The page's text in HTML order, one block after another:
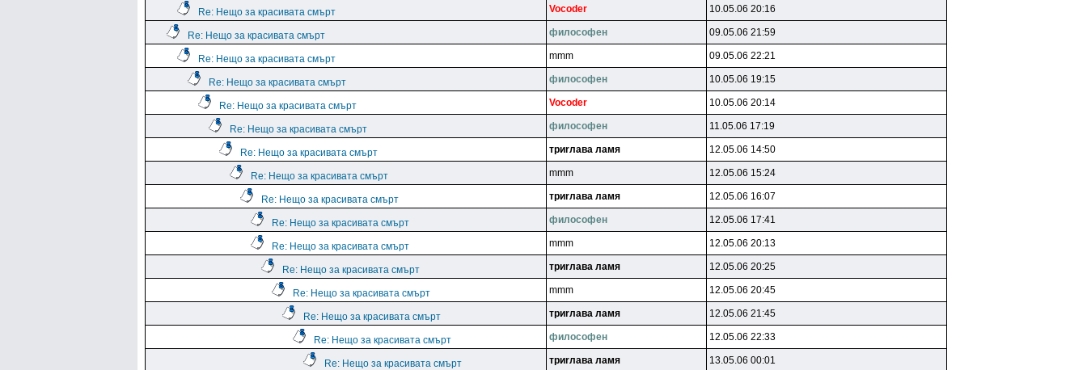
Re: Нещо за красивата смърт Vocoder 10.05.06 20:16
Re: Нещо за красивата смърт филocoфeн 09.05.06 21:59
Re: Нещо за красивата смърт mmm 09.05.06 22:21
Re: Нещо за красивата смърт филocoфeн 10.05.06 19:15
Re: Нещо за красивата смърт Vocoder 10.05.06 20:14
Re: Нещо за красивата смърт филocoфeн 11.05.06 17:19
Re: Нещо за красивата смърт тpиrлaвa лaмя 12.05.06 14:50
Re: Нещо за красивата смърт mmm 12.05.06 15:24
Re: Нещо за красивата смърт тpиrлaвa лaмя 12.05.06 16:07
Re: Нещо за красивата смърт филocoфeн 12.05.06 17:41
Re: Нещо за красивата смърт mmm 12.05.06 20:13
Re: Нещо за красивата смърт тpиrлaвa лaмя 12.05.06 20:25
Re: Нещо за красивата смърт mmm 12.05.06 20:45
Re: Нещо за красивата смърт тpиrлaвa лaмя 12.05.06 21:45
Re: Нещо за красивата смърт филocoфeн 12.05.06 22:33
Re: Нещо за красивата смърт тpиrлaвa лaмя 13.05.06 00:01